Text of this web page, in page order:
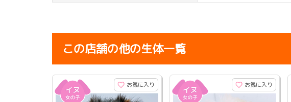
この店舗の他の生体一覧
お気に入り お気に入り